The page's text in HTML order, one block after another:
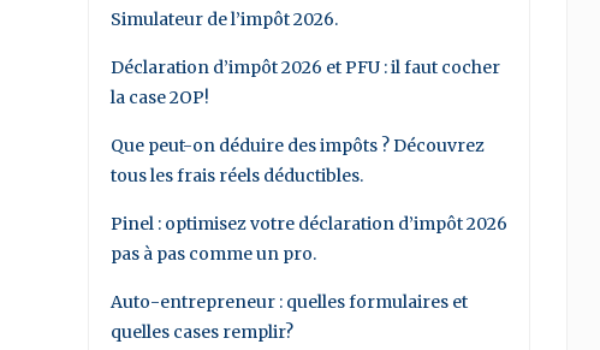
Simulateur de l’impôt 2026.
Déclaration d’impôt 2026 et PFU : il faut cocher
la case 2OP!
Que peut-on déduire des impôts ? Découvrez
tous les frais réels déductibles.
Pinel : optimisez votre déclaration d’impôt 2026
pas à pas comme un pro.
Auto-entrepreneur : quelles formulaires et
quelles cases remplir?